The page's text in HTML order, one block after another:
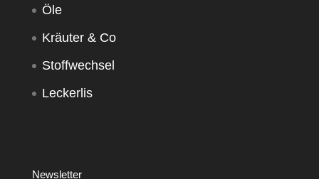
Öle
Kräuter & Co
Stoffwechsel
Leckerlis
Newsletter